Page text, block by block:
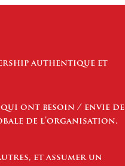
authentique et
ont besoin / envie de
de l’organisation.
et assumer un